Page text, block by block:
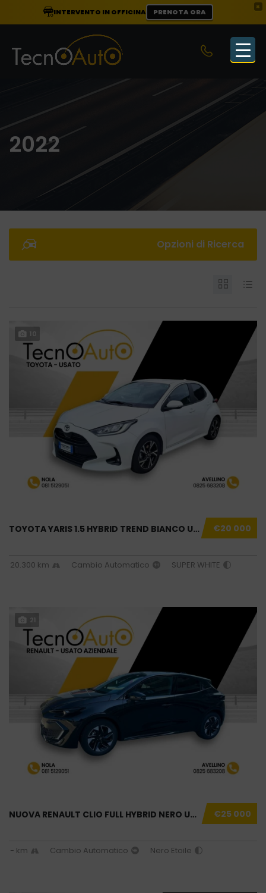
×
INTERVENTO IN OFFICINA PRENOTA ORA
2022
Opzioni di Ricerca
10
€20 000
TOYOTA YARIS 1.5 HYBRID TREND BIANCO USATO N...
20.300 km Cambio Automatico SUPER WHITE
21
€25 000
NUOVA RENAULT CLIO FULL HYBRID NERO USATO AZ...
- km Cambio Automatico Nero Etoile